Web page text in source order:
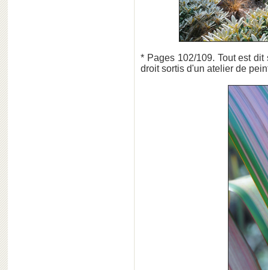
* Pages 102/109. Tout est
droit sortis d'un atelier de